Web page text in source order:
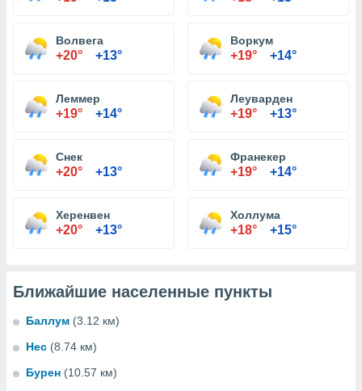
Волвега
+20° +13°
Воркум
+19° +14°
Леммер
+19° +14°
Леуварден
+19° +13°
Снек
+20° +13°
Франекер
+19° +14°
Херенвен
+20° +13°
Холлума
+18° +15°
Ближайшие населенные пункты
Баллум (3.12 км)
Нес (8.74 км)
Бурен (10.57 км)